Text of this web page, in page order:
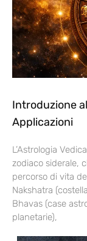
Introduzione
Applicazioni
L’Astrologia
zodiaco siderale,
percorso di vita
Nakshatra
Bhavas (case
planetarie),